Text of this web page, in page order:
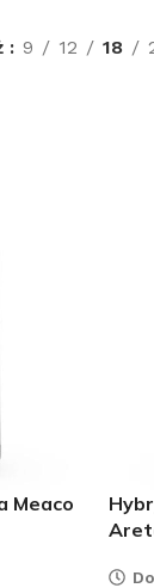
9 12 18
Meaco